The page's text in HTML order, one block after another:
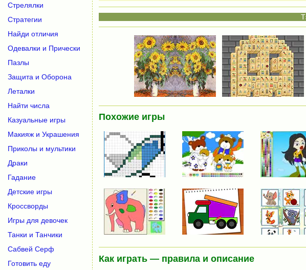
Похожие игры
Как играть — правила и описание
Стрелялки
Стратегии
Найди отличия
Одевалки и Прически
Пазлы
Защита и Оборона
Леталки
Найти числа
Казуальные игры
Макияж и Украшения
Приколы и мультики
Драки
Гадание
Детские игры
Кроссворды
Игры для девочек
Танки и Танчики
Сабвей Серф
Готовить еду